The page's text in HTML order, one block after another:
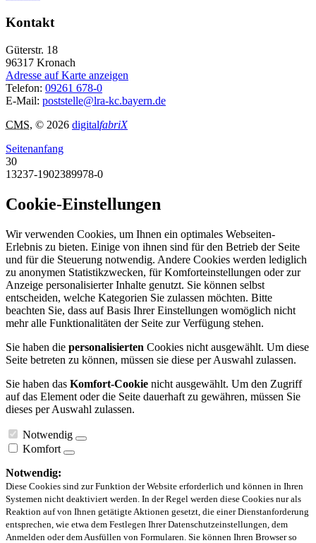
Kontakt
Güterstr. 18
96317 Kronach
Adresse auf Karte anzeigen
Telefon: 09261 678-0
E-Mail: poststelle@lra-kc.bayern.de
CMS, © 2026 digitalfabriX
Seitenanfang
30
13237-1902389978-0
Cookie-Einstellungen
Wir verwenden Cookies, um Ihnen ein optimales Webseiten-
Erlebnis zu bieten. Einige von ihnen sind für den Betrieb der Seite
und für die Steuerung notwendig. Andere Cookies werden lediglich
zu anonymen Statistikzwecken, für Komforteinstellungen oder zur
Anzeige personalisierter Inhalte genutzt. Sie können selbst
entscheiden, welche Kategorien Sie zulassen möchten. Bitte
beachten Sie, dass auf Basis Ihrer Einstellungen womöglich nicht
mehr alle Funktionalitäten der Seite zur Verfügung stehen.
Sie haben die personalisierten Cookies nicht ausgewählt. Um diese
Seite betreten zu können, müssen sie diese per Auswahl zulassen.
Sie haben das Komfort-Cookie nicht ausgewählt. Um den Zugriff
auf das Element oder die Seite dauerhaft zu gewähren, müssen Sie
dieses per Auswahl zulassen.
Notwendig
Komfort
Notwendig:
Diese Cookies sind zur Funktion der Website erforderlich und können in Ihren
Systemen nicht deaktiviert werden. In der Regel werden diese Cookies nur als
Reaktion auf von Ihnen getätigte Aktionen gesetzt, die einer Dienstanforderung
entsprechen, wie etwa dem Festlegen Ihrer Datenschutzeinstellungen, dem
Anmelden oder dem Ausfüllen von Formularen. Sie können Ihren Browser so